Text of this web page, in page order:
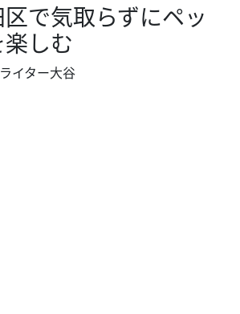
で気取らずにペッ
楽しむ
イター大谷